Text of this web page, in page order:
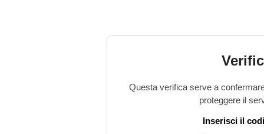
Questa verifica serve a
proteggere il
Inserisci il